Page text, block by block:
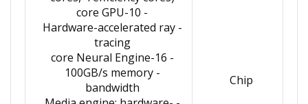
Chip
- 10-core GPU
- Hardware-accelerated ray
tracing
- 16-core Neural Engine
- 100GB/s memory
bandwidth